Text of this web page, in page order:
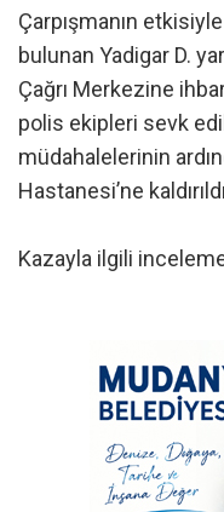
Çarpışmanın
bulunan Yadigar D.
Çağrı Merkezine
polis ekipleri sevk
müdahalelerinin
Hastanesi’ne
Kazayla ilgili inceleme